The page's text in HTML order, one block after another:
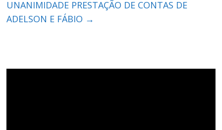
UNANIMIDADE PRESTAÇÃO DE CONTAS DE
ADELSON E FÁBIO →